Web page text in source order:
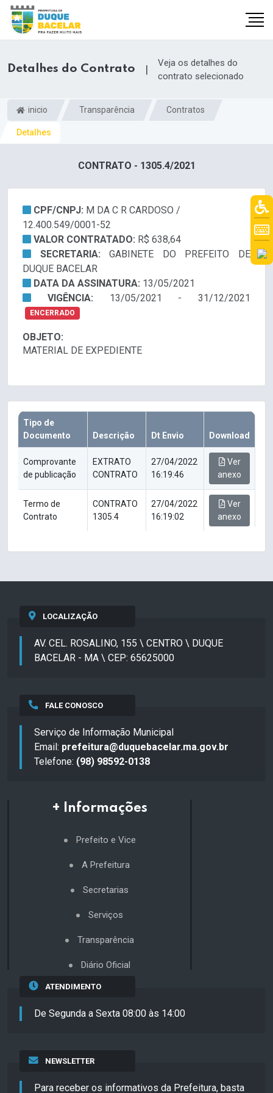
Detalhes do Contrato |
Veja os detalhes do
contrato selecionado
inicio Transparência Contratos
Detalhes
CONTRATO - 1305.4/2021
CPF/CNPJ: M DA C R CARDOSO /
12.400.549/0001-52
VALOR CONTRATADO: R$ 638,64
SECRETARIA:GABINETE DO PREFEITO DE
DUQUE BACELAR
DATA DA ASSINATURA: 13/05/2021
VIGÊNCIA: 13/05/2021 - 31/12/2021
ENCERRADO
OBJETO:
MATERIAL DE EXPEDIENTE
Tipo de
Documento
Descrição Dt Envio Download
Comprovante
de publicação
EXTRATO
CONTRATO
27/04/2022
16:19:46
Ver
anexo
Termo de
Contrato
CONTRATO
1305.4
27/04/2022
16:19:02
Ver
anexo
LOCALIZAÇÃO
AV. CEL. ROSALINO, 155 \ CENTRO \ DUQUE
BACELAR - MA \ CEP: 65625000
FALE CONOSCO
Serviço de Informação Municipal
Email: prefeitura@duquebacelar.ma.gov.br
Telefone: (98) 98592-0138
+ Informações
Prefeito e Vice
A Prefeitura
Secretarias
Serviços
Transparência
Diário Oficial
ATENDIMENTO
De Segunda a Sexta 08:00 às 14:00
NEWSLETTER
Para receber os informativos da Prefeitura, basta